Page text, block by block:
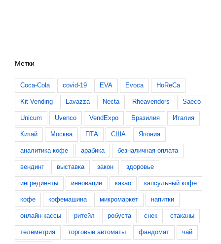
Метки
Coca-Cola covid-19 EVA Evoca HoReCa
Kit Vending Lavazza Necta Rheavendors Saeco
Unicum Uvenco VendExpo Бразилия Италия
Китай Москва ПТА США Япония
аналитика кофе арабика безналичная оплата
вендинг выставка закон здоровье
ингредиенты инновации какао капсульный кофе
кофе кофемашина микромаркет напитки
онлайн-кассы ритейл робуста снек стаканы
телеметрия торговые автоматы фандомат чай